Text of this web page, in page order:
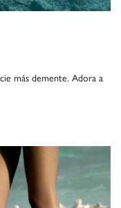
más demente. Adora a